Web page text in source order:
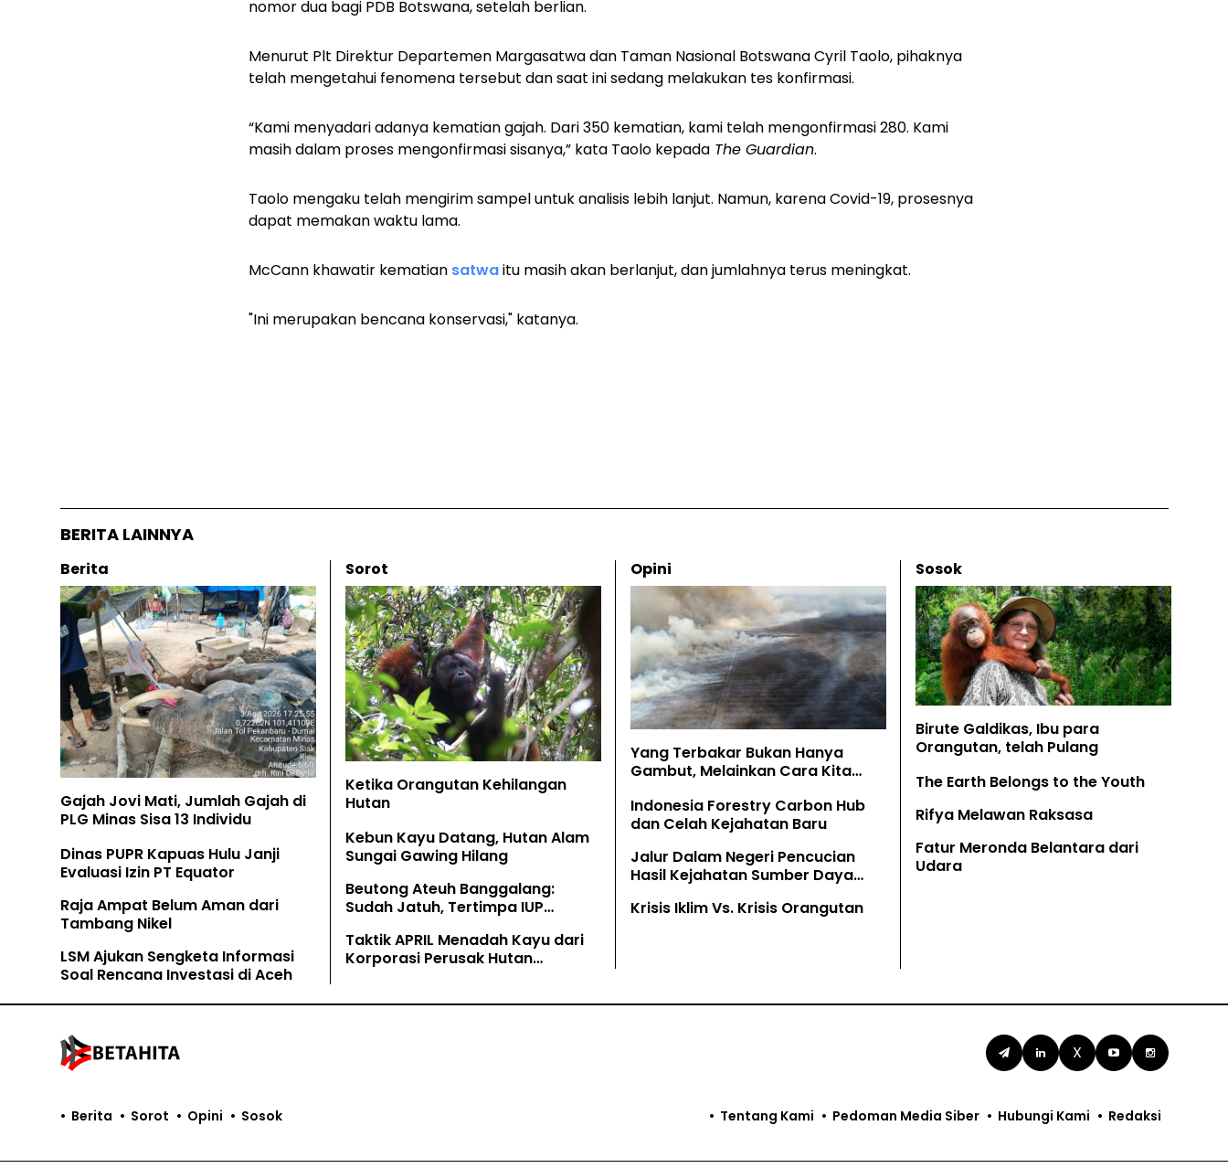
nomor dua bagi PDB Botswana, setelah berlian.
Menurut Plt Direktur Departemen Margasatwa dan Taman Nasional Botswana Cyril Taolo, pihaknya
telah mengetahui fenomena tersebut dan saat ini sedang melakukan tes konfirmasi.
“Kami menyadari adanya kematian gajah. Dari 350 kematian, kami telah mengonfirmasi 280. Kami
masih dalam proses mengonfirmasi sisanya,” kata Taolo kepada The Guardian.
Taolo mengaku telah mengirim sampel untuk analisis lebih lanjut. Namun, karena Covid-19, prosesnya
dapat memakan waktu lama.
McCann khawatir kematian satwaitu masih akan berlanjut, dan jumlahnya terus meningkat.
"Ini merupakan bencana konservasi," katanya.
BERITA LAINNYA
Berita
Gajah Jovi Mati, Jumlah Gajah di
PLG Minas Sisa 13 Individu
Dinas PUPR Kapuas Hulu Janji
Evaluasi Izin PT Equator
Raja Ampat Belum Aman dari
Tambang Nikel
LSM Ajukan Sengketa Informasi
Soal Rencana Investasi di Aceh
Sorot
Ketika Orangutan Kehilangan
Hutan
Kebun Kayu Datang, Hutan Alam
Sungai Gawing Hilang
Beutong Ateuh Banggalang:
Sudah Jatuh, Tertimpa IUP
Taktik APRIL Menadah Kayu dari
Korporasi Perusak Hutan
Opini
Yang Terbakar Bukan Hanya
Gambut, Melainkan Cara Kita
Indonesia Forestry Carbon Hub
dan Celah Kejahatan Baru
Jalur Dalam Negeri Pencucian
Hasil Kejahatan Sumber Daya
Krisis Iklim Vs. Krisis Orangutan
Sosok
Birute Galdikas, Ibu para
Orangutan, telah Pulang
The Earth Belongs to the Youth
Rifya Melawan Raksasa
Fatur Meronda Belantara dari
Udara
X
Berita Sorot Opini Sosok Tentang Kami Pedoman Media Siber Hubungi Kami Redaksi